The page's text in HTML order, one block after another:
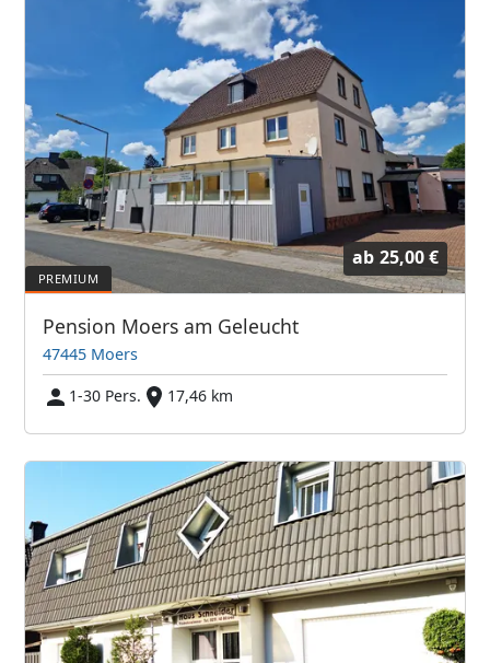
ab 25,00 €
Pension Moers am Geleucht
47445 Moers
1-30 Pers.
17,46 km